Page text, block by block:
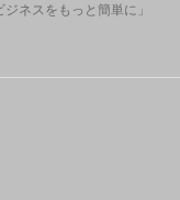
ネスをもっと簡単に」